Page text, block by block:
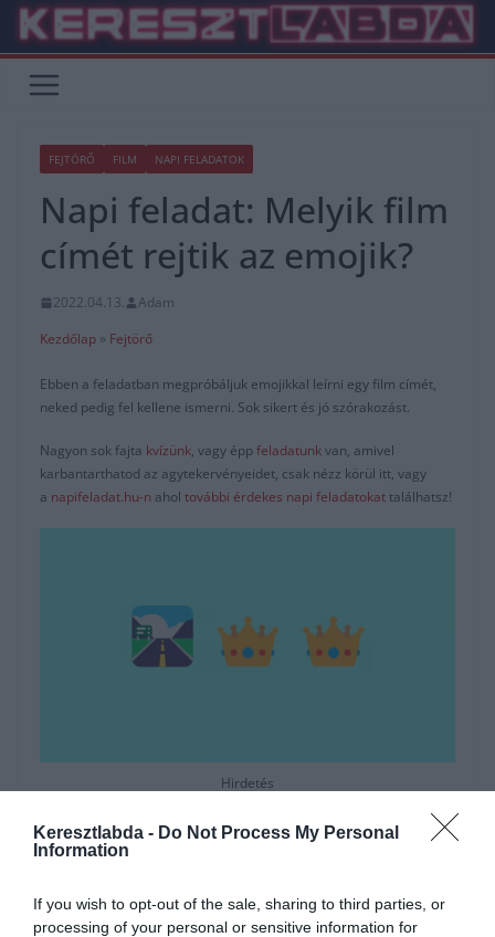
Keresztlabda - Do Not Process My Personal
Information
If you wish to opt-out of the sale, sharing to third parties, or
processing of your personal or sensitive information for
Skip
content
FEJTÖRŐ FILM NAPI FELADATOK
Napi feladat: Melyik film
címét rejtik az emojik?
2022.04.13.
Adam
Kezdőlap » Fejtörő
Ebben a feladatban megpróbáljuk emojikkal leírni egy film címét,
neked pedig fel kellene ismerni. Sok sikert és jó szórakozást.
Nagyon sok fajta kvízünk, vagy éppfeladatunkvan, amivel
karbantarthatod az agytekervényeidet, csak nézz körül itt, vagy
a napifeladat.hu-n ahol további érdekes napi feladatokattalálhatsz!
Hirdetés